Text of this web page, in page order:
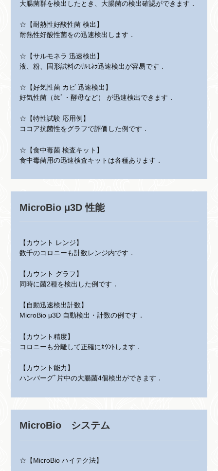
大腸菌群を検出したとき、大腸菌の検出確認ができます．
☆【耐熱性好酸性菌 検出】
耐熱性好酸性菌をの迅速検出します．
☆【サルモネラ 迅速検出】
液、粉、固形試料のｻﾙﾓﾈﾗ迅速検出が容易です．
☆【好気性菌 カビ 迅速検出】
好気性菌（ｶﾋﾞ・酵母など） が迅速検出できます．
☆【特性試験 応用例】
ココア抗菌性をグラフで評価した例です．
☆【食中毒菌 検査キット】
食中毒菌用の迅速検査キットは各種あります．
MicroBio μ3D 性能
【カウント レンジ】
数千のコロニーも計数レンジ内です．
【カウント グラフ】
同時に菌2種を検出した例です．
【自動迅速検出計数】
MicroBio μ3D 自動検出・計数の例です．
【カウント精度】
コロニーも分離して正確にｶｳﾝﾄします．
【カウント能力】
ハンバーグﾞ片中の大腸菌4個検出ができます．
MicroBio システム
☆【MicroBio ハイテク法】